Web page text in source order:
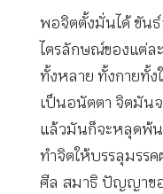
พอจิตตั้งมั่นได้ ขันธ์
ไตรลักษณ์ของแต่ล
ทั้งหลาย ทั้งกายทั้ง
เป็นอนัตตา จิตมัน
แล้วมันก็จะหลุดพ้น
ทำจิตให้บรรลุมรร
ศีล สมาธิ ปัญญาขอ